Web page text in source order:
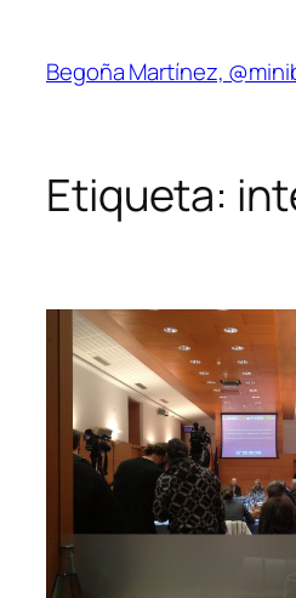
contenido
Begoña Martínez,
Etiqueta: